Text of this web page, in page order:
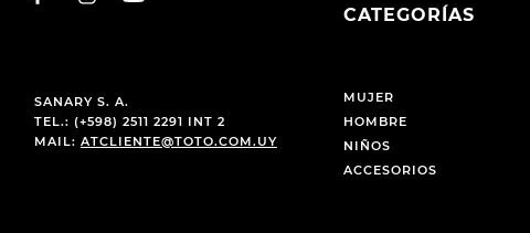
SANARY S. A.
TEL.: (+598) 2511 2291 INT 2
MAIL: ATCLIENTE@TOTO.COM.UY
CATEGORÍAS
MUJER
HOMBRE
NIÑOS
ACCESORIOS